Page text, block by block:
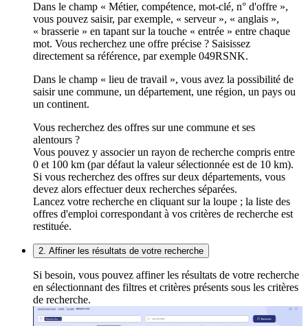
Dans le champ « Métier, compétence, mot-clé, n° d'offre »,
vous pouvez saisir, par exemple, « serveur », « anglais »,
« brasserie » en tapant sur la touche « entrée » entre chaque
mot. Vous recherchez une offre précise ? Saisissez
directement sa référence, par exemple 049RSNK.
Dans le champ « lieu de travail », vous avez la possibilité de
saisir une commune, un département, une région, un pays ou
un continent.
Vous recherchez des offres sur une commune et ses
alentours ?
Vous pouvez y associer un rayon de recherche compris entre
0 et 100 km (par défaut la valeur sélectionnée est de 10 km).
Si vous recherchez des offres sur deux départements, vous
devez alors effectuer deux recherches séparées.
Lancez votre recherche en cliquant sur la loupe ; la liste des
offres d'emploi correspondant à vos critères de recherche est
restituée.
2. Affiner les résultats de votre recherche
Si besoin, vous pouvez affiner les résultats de votre recherche
en sélectionnant des filtres et critères présents sous les critères
de recherche.